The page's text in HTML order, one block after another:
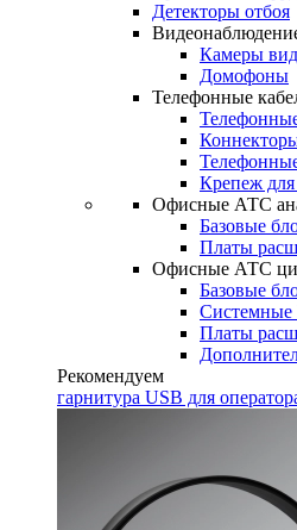
Детекторы отбоя
Камеры
Домофоны
Телефонные
Крепеж для
Офисные АТС
Базовые
Платы
Офисные АТС
Базовые
Системные
Платы
Рекомендуем
гарнитура USB для